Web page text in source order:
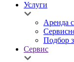
Услуги
Аренда
Подбор
Сервис